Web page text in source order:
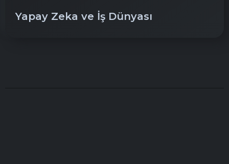
Yapay Zeka ve İş Dünyası